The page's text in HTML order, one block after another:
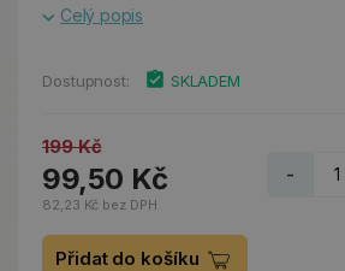
Celý popis
Dostupnost: SKLADEM
199 Kč
99,50 Kč
82,23 Kč bez DPH
-
Přidat do košíku